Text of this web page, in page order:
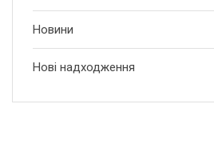
Новини
Нові надходження